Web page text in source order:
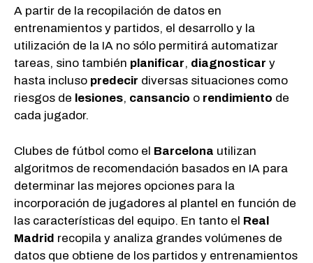
A partir de la recopilación de datos en
entrenamientos y partidos, el desarrollo y la
utilización de la IA no sólo permitirá automatizar
tareas, sino también planificar, diagnosticar y
hasta incluso predecir diversas situaciones como
riesgos de lesiones, cansancio o rendimiento de
cada jugador.
Clubes de fútbol como el Barcelona utilizan
algoritmos de recomendación basados en IA para
determinar las mejores opciones para la
incorporación de jugadores al plantel en función de
las características del equipo. En tanto el Real
Madrid recopila y analiza grandes volúmenes de
datos que obtiene de los partidos y entrenamientos